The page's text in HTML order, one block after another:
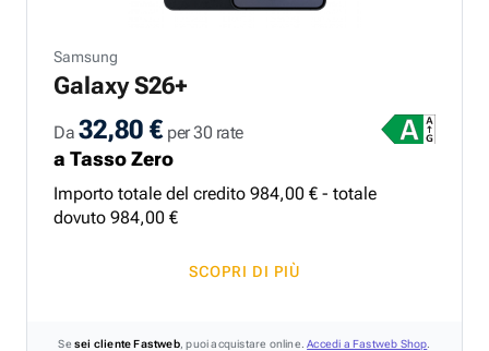
Samsung
Galaxy S26+
Da 32,80 €per 30 rate
a Tasso Zero
Importo totale del credito 984,00 € - totale
dovuto 984,00 €
SCOPRI DI PIÙ
Sesei cliente Fastweb, puoi acquistare online.Accedi a Fastweb Shop